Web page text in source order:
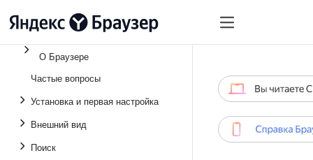
О Браузере
Частые вопросы
Установка и первая настройка
Внешний вид
Поиск